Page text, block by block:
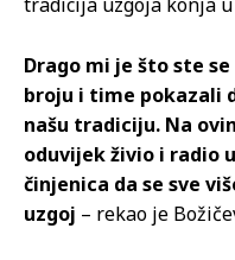
Drago mi je što ste
broju i time pokazali
našu tradiciju. Na
oduvijek živio i radio
činjenica da se sve
uzgoj – rekao je